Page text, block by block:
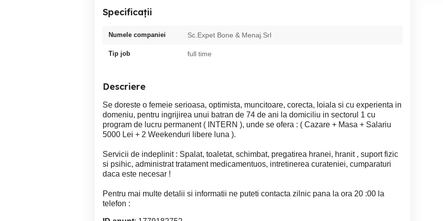
Specificații
Numele companiei Sc.Expet Bone & Menaj.Srl
Tip job full time
Descriere
Se doreste o femeie serioasa, optimista, muncitoare, corecta, loiala si cu experienta in
domeniu, pentru ingrijirea unui batran de 74 de ani la domiciliu in sectorul 1 cu
program de lucru permanent ( INTERN ), unde se ofera : ( Cazare + Masa + Salariu
5000 Lei + 2 Weekenduri libere luna ).
Servicii de indeplinit : Spalat, toaletat, schimbat, pregatirea hranei, hranit , suport fizic
si psihic, administrat tratament medicamentuos, intretinerea curateniei, cumparaturi
daca este necesar !
Pentru mai multe detalii si informatii ne puteti contacta zilnic pana la ora 20 :00 la
telefon :